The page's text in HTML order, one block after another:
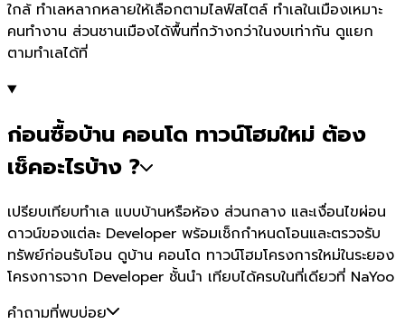
ใกล้ ทำเลหลากหลายให้เลือกตามไลฟ์สไตล์ ทำเลในเมืองเหมาะ
คนทำงาน ส่วนชานเมืองได้พื้นที่กว้างกว่าในงบเท่ากัน ดูแยก
ตามทำเลได้ที่
ก่อนซื้อบ้าน คอนโด ทาวน์โฮมใหม่ ต้อง
เช็คอะไรบ้าง ?
เปรียบเทียบทำเล แบบบ้านหรือห้อง ส่วนกลาง และเงื่อนไขผ่อน
ดาวน์ของแต่ละ Developer พร้อมเช็กกำหนดโอนและตรวจรับ
ทรัพย์ก่อนรับโอน ดูบ้าน คอนโด ทาวน์โฮมโครงการใหม่ในระยอง
โครงการจาก Developer ชั้นนำ เทียบได้ครบในที่เดียวที่ NaYoo
คำถามที่พบบ่อย